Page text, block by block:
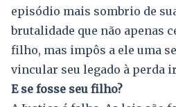
episódio mais sombrio de
brutalidade que não apenas
filho, mas impôs a ele uma
vincular seu legado à perda
E se fosse seu filho?